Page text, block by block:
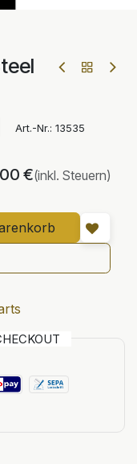
Art.-Nr.: 13535
€(inkl. Steuern)